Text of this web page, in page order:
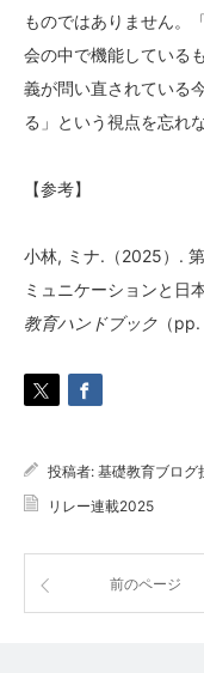
ものではありません。
会の中で機能している
義が問い直されている
る」という視点を忘れ
【参考】
小林, ミナ.（2025）.
ミュニケーションと日
教育ハンドブック （
投稿者: 基礎教育ブログ
リレー連載2025
前のページ